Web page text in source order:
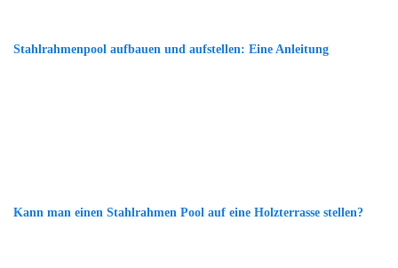
Stahlrahmenpool aufbauen und aufstellen: Eine Anleitung
Kann man einen Stahlrahmen Pool auf eine Holzterrasse stellen?